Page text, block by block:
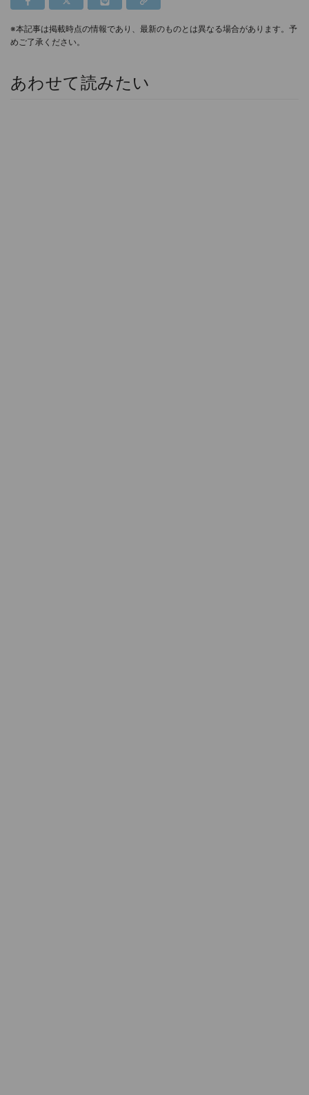
※本記事は掲載時点の情報であり、最新のものとは異なる場合があります。予
めご了承ください。
あわせて読みたい